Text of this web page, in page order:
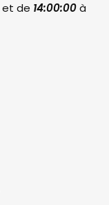
et de 14:00:00à